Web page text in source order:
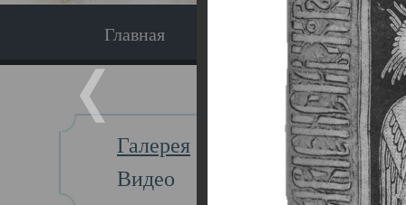
Главная Экскурсия
Галерея
Видео
Главная